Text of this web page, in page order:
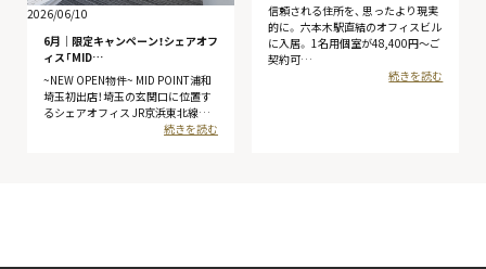
2026/06/10
6月│限定キャンペーン！シェアオフ
ィス「MID…
~NEW OPEN物件~ MID POINT浦和
埼玉初出店！埼玉の玄関口に位置す
るシェアオフィス JR京浜東北線…
続きを読む
信頼される住所を、 思ったより現実
的に。 六本木駅直結のオフィスビル
に入居。 1名用個室が48,400円〜ご
契約可…
続きを読む